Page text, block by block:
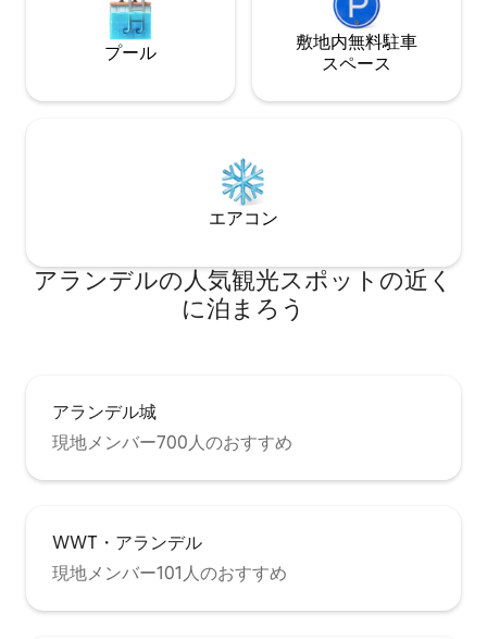
プール
敷地内無料駐⁠車
ス⁠ペ⁠ー⁠ス
エアコン
アランデルの人気観光スポットの近く
に泊まろう
アランデル城
現地メンバー700人のおすすめ
WWT・アランデル
現地メンバー101人のおすすめ